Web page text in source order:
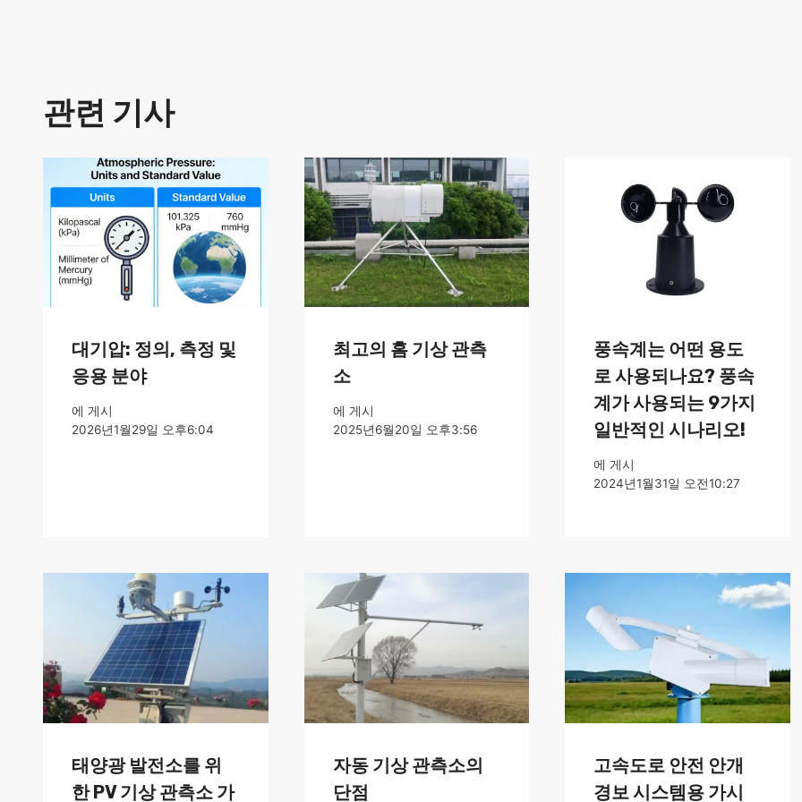
관련 기사
대기압: 정의, 측정 및
응용 분야
에 게시
2026년1월29일 오후6:04
최고의 홈 기상 관측
소
에 게시
2025년6월20일 오후3:56
풍속계는 어떤 용도
로 사용되나요? 풍속
계가 사용되는 9가지
일반적인 시나리오!
에 게시
2024년1월31일 오전10:27
태양광 발전소를 위
한 PV 기상 관측소 가
자동 기상 관측소의
단점
고속도로 안전 안개
경보 시스템용 가시